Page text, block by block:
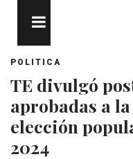
POLITICA
TE divulgó
aprobadas a
elección
2024